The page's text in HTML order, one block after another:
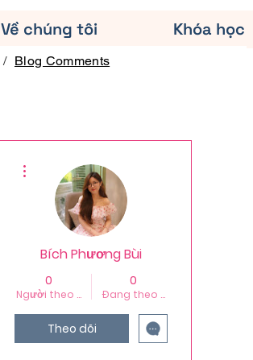
Về chúng tôi Khóa học
/ Blog Comments
Bích Phương Bùi
0
Người theo dõi
0
Đang theo dõi
Theo dõi